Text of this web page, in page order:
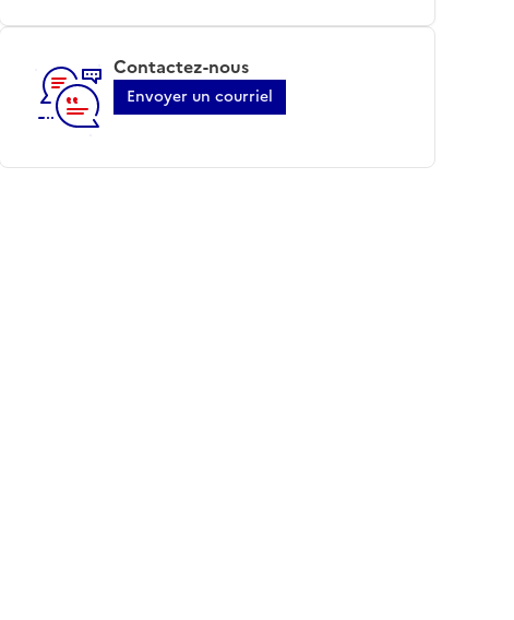
Contactez-nous
Envoyer un courriel